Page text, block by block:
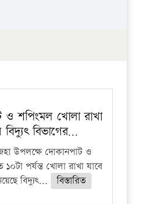
ও শপিংমল খোলা রাখা
বিদ্যুৎ বিভাগের…
উপলক্ষে দোকানপাট ও
পর্যন্ত খোলা রাখা যাবে
বিদ্যুৎ...
বিস্তারিত